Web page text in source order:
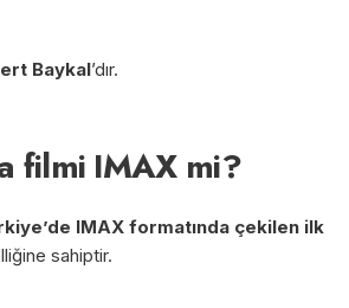
Baykal’dır.
filmi IMAX mi?
IMAX formatında çekilen ilk
sahiptir.